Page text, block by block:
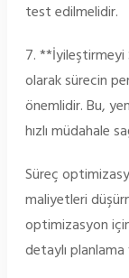
test edilmelidir.
7. **İyileştirmeyi
olarak sürecin
önemlidir. Bu,
hızlı müdahale
Süreç
maliyetleri
optimizasyon
detaylı